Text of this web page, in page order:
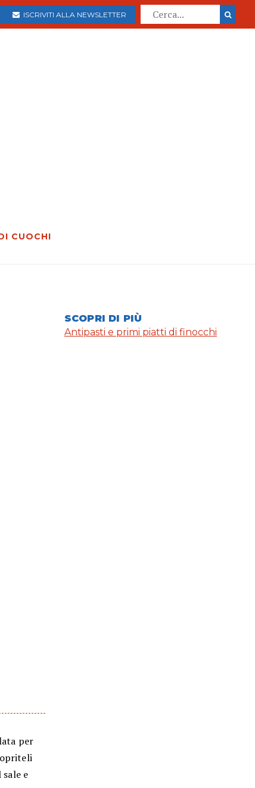
ISCRIVITI ALLA NEWSLETTER
CUOCHI
per
e
SCOPRI DI PIÙ
Antipasti e primi piatti di finocchi